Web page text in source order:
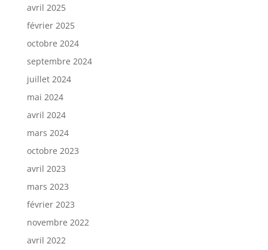
avril 2025
février 2025
octobre 2024
septembre 2024
juillet 2024
mai 2024
avril 2024
mars 2024
octobre 2023
avril 2023
mars 2023
février 2023
novembre 2022
avril 2022